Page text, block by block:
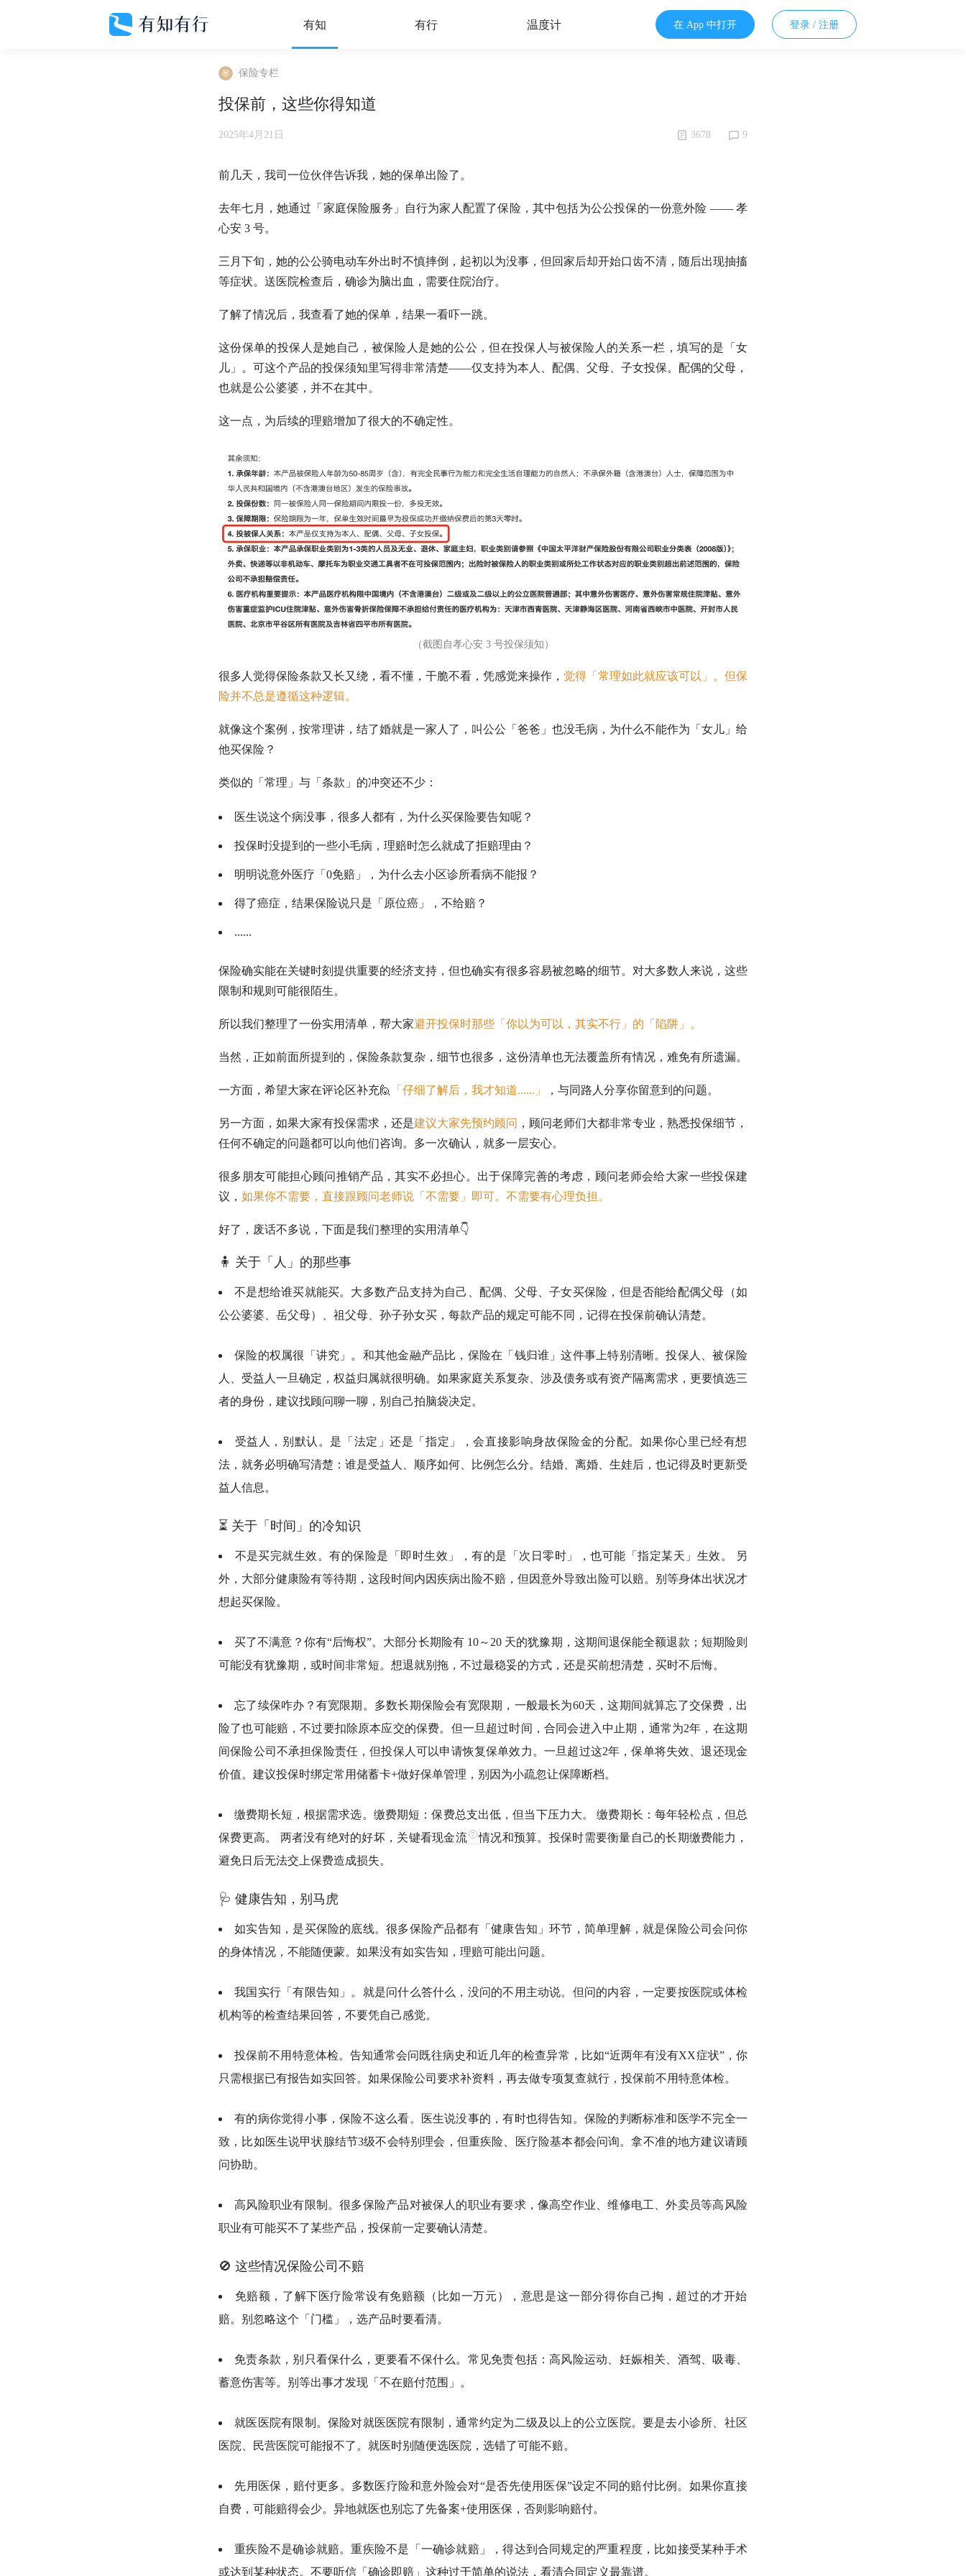
有知 有行 温度计 在 App 中打开 登录 / 注册
保险专栏
投保前，这些你得知道
2025年4月21日 3678 9
前几天，我司一位伙伴告诉我，她的保单出险了。
去年七月，她通过「家庭保险服务」自行为家人配置了保险，其中包括为公公投保的一份意外险 —— 孝
心安 3 号。
三月下旬，她的公公骑电动车外出时不慎摔倒，起初以为没事，但回家后却开始口齿不清，随后出现抽搐
等症状。送医院检查后，确诊为脑出血，需要住院治疗。
了解了情况后，我查看了她的保单，结果一看吓一跳。
这份保单的投保人是她自己，被保险人是她的公公，但在投保人与被保险人的关系一栏，填写的是「女
儿」。可这个产品的投保须知里写得非常清楚——仅支持为本人、配偶、父母、子女投保。配偶的父母，
也就是公公婆婆，并不在其中。
这一点，为后续的理赔增加了很大的不确定性。
（截图自孝心安 3 号投保须知）
很多人觉得保险条款又长又绕，看不懂，干脆不看，凭感觉来操作， 觉得「常理如此就应该可以」。但保
险并不总是遵循这种逻辑。
就像这个案例，按常理讲，结了婚就是一家人了，叫公公「爸爸」也没毛病，为什么不能作为「女儿」给
他买保险？
类似的「常理」与「条款」的冲突还不少：
医生说这个病没事，很多人都有，为什么买保险要告知呢？
投保时没提到的一些小毛病，理赔时怎么就成了拒赔理由？
明明说意外医疗「0免赔」，为什么去小区诊所看病不能报？
得了癌症，结果保险说只是「原位癌」，不给赔？
......
保险确实能在关键时刻提供重要的经济支持，但也确实有很多容易被忽略的细节。对大多数人来说，这些
限制和规则可能很陌生。
所以我们整理了一份实用清单，帮大家避开投保时那些「你以为可以，其实不行」的「陷阱」。
当然，正如前面所提到的，保险条款复杂，细节也很多，这份清单也无法覆盖所有情况，难免有所遗漏。
一方面，希望大家在评论区补充🙋 「仔细了解后，我才知道......」 ，与同路人分享你留意到的问题。
另一方面，如果大家有投保需求，还是建议大家先预约顾问 ，顾问老师们大都非常专业，熟悉投保细节，
任何不确定的问题都可以向他们咨询。多一次确认，就多一层安心。
很多朋友可能担心顾问推销产品，其实不必担心。出于保障完善的考虑，顾问老师会给大家一些投保建
议， 如果你不需要，直接跟顾问老师说「不需要」即可。不需要有心理负担。
好了，废话不多说，下面是我们整理的实用清单👇
🧍 关于「人」的那些事
不是想给谁买就能买。 大多数产品支持为自己、配偶、父母、子女买保险，但是否能给配偶父母（如
公公婆婆、岳父母）、祖父母、孙子孙女买，每款产品的规定可能不同，记得在投保前确认清楚。
保险的权属很「讲究」。 和其他金融产品比，保险在「钱归谁」这件事上特别清晰。投保人、被保险
人、受益人一旦确定，权益归属就很明确。如果家庭关系复杂、涉及债务或有资产隔离需求，更要慎选三
者的身份，建议找顾问聊一聊，别自己拍脑袋决定。
受益人，别默认。 是「法定」还是「指定」，会直接影响身故保险金的分配。如果你心里已经有想
法，就务必明确写清楚：谁是受益人、顺序如何、比例怎么分。结婚、离婚、生娃后，也记得及时更新受
益人信息。
⏳ 关于「时间」的冷知识
不是买完就生效。有的保险是「即时生效」，有的是「次日零时」，也可能「指定某天」生效。 另
外，大部分健康险有等待期，这段时间内因疾病出险不赔，但因意外导致出险可以赔。别等身体出状况才
想起买保险。
买了不满意？你有“后悔权”。 大部分长期险有 10～20 天的犹豫期，这期间退保能全额退款；短期险则
可能没有犹豫期，或时间非常短。想退就别拖，不过最稳妥的方式，还是买前想清楚，买时不后悔。
忘了续保咋办？有宽限期。 多数长期保险会有宽限期，一般最长为60天，这期间就算忘了交保费，出
险了也可能赔，不过要扣除原本应交的保费。 但一旦超过时间，合同会进入中止期，通常为2年，在这期
间保险公司不承担保险责任，但投保人可以申请恢复保单效力。一旦超过这2年，保单将失效、退还现金
价值。 建议投保时绑定常用储蓄卡+做好保单管理，别因为小疏忽让保障断档。
缴费期长短，根据需求选。 缴费期短：保费总支出低，但当下压力大。 缴费期长：每年轻松点，但总
保费更高。 两者没有绝对的好坏，关键看现金流
情况和预算。投保时需要衡量自己的长期缴费能力，
避免日后无法交上保费造成损失。
🩺 健康告知，别马虎
如实告知，是买保险的底线。很多保险产品都有「健康告知」环节，简单理解，就是保险公司会问你
的身体情况，不能随便蒙。如果没有如实告知，理赔可能出问题。
我国实行「有限告知」。 就是问什么答什么，没问的不用主动说。但问的内容，一定要按医院或体检
机构等的检查结果回答，不要凭自己感觉。
投保前不用特意体检。 告知通常会问既往病史和近几年的检查异常，比如“近两年有没有XX症状”，你
只需根据已有报告如实回答。如果保险公司要求补资料，再去做专项复查就行，投保前不用特意体检。
有的病你觉得小事，保险不这么看。
医生说没事的，有时也得告知。保险的判断标准和医学不完全一
致，比如医生说甲状腺结节3级不会特别理会，但重疾险、医疗险基本都会问询。拿不准的地方建议请顾
问协助。
高风险职业有限制 。很多保险产品对被保人的职业有要求，像高空作业、维修电工、外卖员等高风险
职业有可能买不了某些产品，投保前一定要确认清楚。
🚫 这些情况保险公司不赔
免赔额，了解下医疗险常设有免赔额（比如一万元），意思是这一部分得你自己掏，超过的才开始
赔。别忽略这个「门槛」，选产品时要看清。
免责条款，别只看保什么，更要看不保什么。 常见免责包括：高风险运动、妊娠相关、酒驾、吸毒、
蓄意伤害等。别等出事才发现「不在赔付范围」。
就医医院有限制。保险对就医医院有限制，通常约定为二级及以上的公立医院。要是去小诊所、社区
医院、民营医院可能报不了。就医时别随便选医院，选错了可能不赔。
先用医保，赔付更多。 多数医疗险和意外险会对“是否先使用医保”设定不同的赔付比例。如果你直接
自费，可能赔得会少。异地就医也别忘了先备案+使用医保，否则影响赔付。
重疾险不是确诊就赔。重疾险不是「一确诊就赔」，得达到合同规定的严重程度，比如接受某种手术
或达到某种状态。不要听信「确诊即赔」这种过于简单的说法，看清合同定义最靠谱。